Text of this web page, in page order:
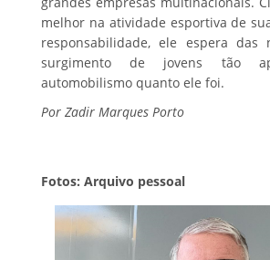
melhor na atividade esportiva de
responsabilidade, ele espera das
surgimento de jovens tão
automobilismo quanto ele foi.
Por Zadir Marques Porto
Fotos: Arquivo pessoal